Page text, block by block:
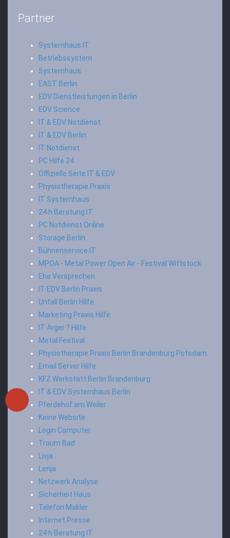
Partner
Systemhaus IT
Betriebssystem
Systemhaus
EAST Berlin
EDV Dienstleistungen in Berlin
EDV Science
IT & EDV Notdienst
IT & EDV Berlin
IT Notdienst
PC Hilfe 24
Offizielle Seite IT & EDV
Physiotherapie Praxis
IT Systemhaus
24 h Beratung IT
PC Notdienst Online
Storage Berlin
Bühnenservice IT
MPOA - Metal Power Open Air - Festival Wittstock
Ehe Versprechen
IT EDV Berlin Praxis
Unfall Berlin Hilfe
Marketing Praxis Hilfe
IT Ärger ? Hilfe
Metal Festival
Physiotherapie Praxis Berlin Brandenburg Potsdam
Email Server Hilfe
KFZ Werkstatt Berlin Brandenburg
IT & EDV Systemhaus Berlin
Pferdehof am Weiler
Keine Website
Login Computer
Traum Bad
Livja
Lenja
Netzwerk Analyse
Sicherheit Haus
Telefon Makler
Internet Presse
24 h Beratung IT